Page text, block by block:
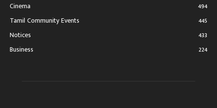
Cinema
494
Tamil Community Events
445
Notices
433
Business
224